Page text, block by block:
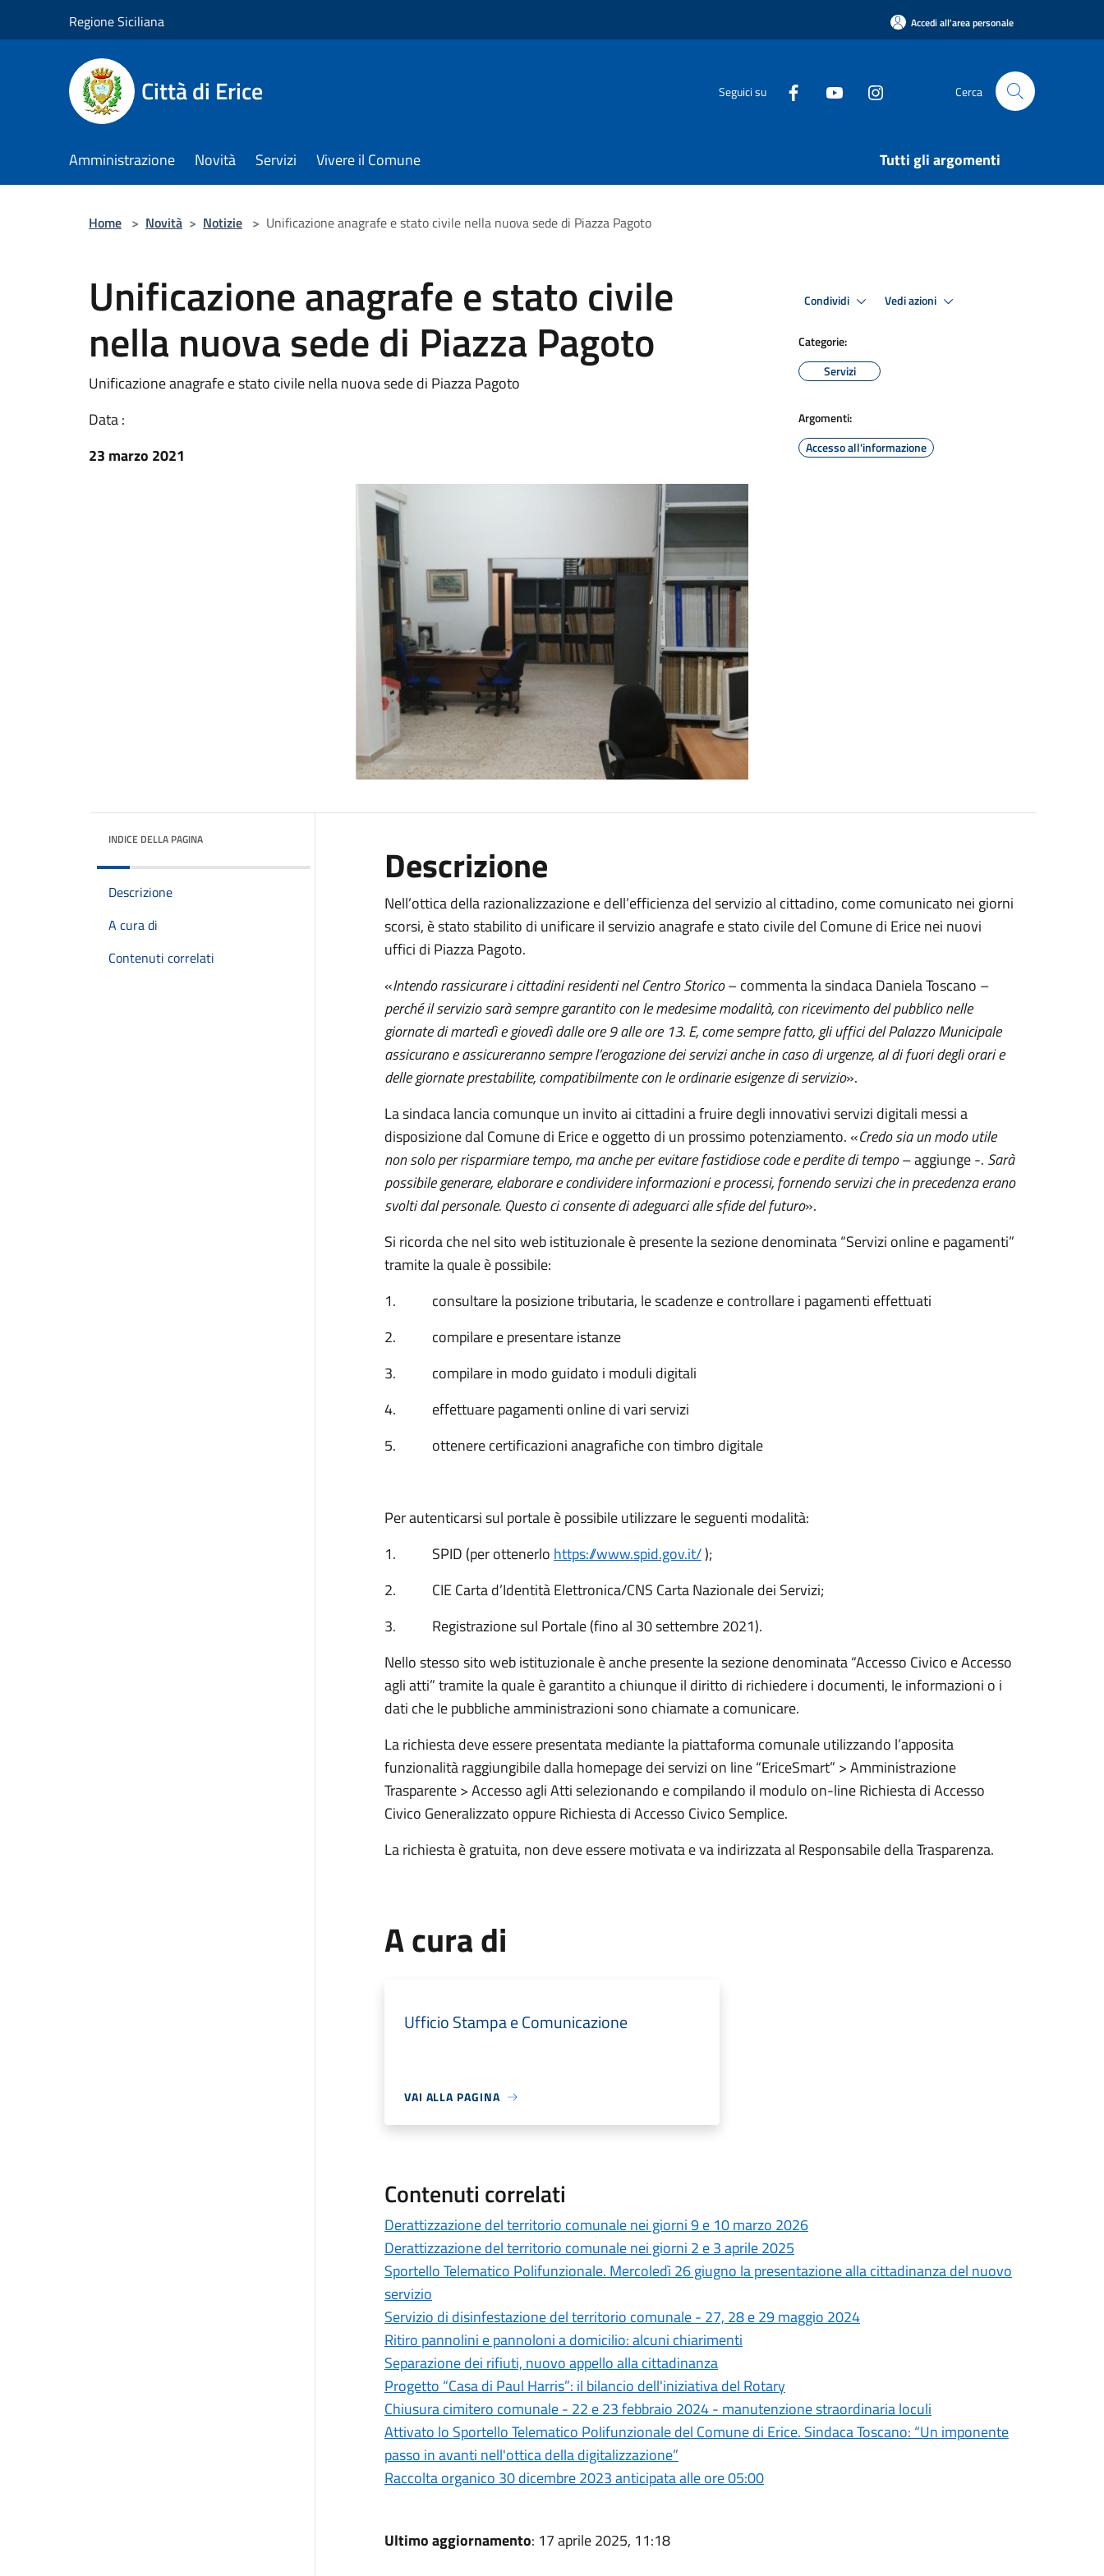
Regione Siciliana Accedi all'area personale
Città di Erice Seguici su Cerca
Amministrazione Novità Servizi Vivere il Comune Tutti gli argomenti
Home > Novità > Notizie > Unificazione anagrafe e stato civile nella nuova sede di Piazza Pagoto
Unificazione anagrafe e stato civile
nella nuova sede di Piazza Pagoto
Unificazione anagrafe e stato civile nella nuova sede di Piazza Pagoto
Data :
23 marzo 2021
Condividi Vedi azioni
Categorie:
Servizi
Argomenti:
Accesso all'informazione
INDICE DELLA PAGINA
Descrizione
A cura di
Contenuti correlati
Descrizione
Nell’ottica della razionalizzazione e dell’efficienza del servizio al cittadino, come comunicato nei giorni
scorsi, è stato stabilito di unificare il servizio anagrafe e stato civile del Comune di Erice nei nuovi
uffici di Piazza Pagoto.
«Intendo rassicurare i cittadini residenti nel Centro Storico– commenta la sindaca Daniela Toscano –
perché il servizio sarà sempre garantito con le medesime modalità, con ricevimento del pubblico nelle
giornate di martedì e giovedì dalle ore 9 alle ore 13. E, come sempre fatto, gli uffici del Palazzo Municipale
assicurano e assicureranno sempre l’erogazione dei servizi anche in caso di urgenze, al di fuori degli orari e
delle giornate prestabilite, compatibilmente con le ordinarie esigenze di servizio».
La sindaca lancia comunque un invito ai cittadini a fruire degli innovativi servizi digitali messi a
disposizione dal Comune di Erice e oggetto di un prossimo potenziamento. «Credo sia un modo utile
non solo per risparmiare tempo, ma anche per evitare fastidiose code e perdite di tempo– aggiunge -. Sarà
possibile generare, elaborare e condividere informazioni e processi, fornendo servizi che in precedenza erano
svolti dal personale. Questo ci consente di adeguarci alle sfide del futuro».
Si ricorda che nel sito web istituzionale è presente la sezione denominata “Servizi online e pagamenti”
tramite la quale è possibile:
1. consultare la posizione tributaria, le scadenze e controllare i pagamenti effettuati
2. compilare e presentare istanze
3. compilare in modo guidato i moduli digitali
4. effettuare pagamenti online di vari servizi
5. ottenere certificazioni anagrafiche con timbro digitale
Per autenticarsi sul portale è possibile utilizzare le seguenti modalità:
1. SPID (per ottenerlo https://www.spid.gov.it/);
2. CIE Carta d’Identità Elettronica/CNS Carta Nazionale dei Servizi;
3. Registrazione sul Portale (fino al 30 settembre 2021).
Nello stesso sito web istituzionale è anche presente la sezione denominata “Accesso Civico e Accesso
agli atti” tramite la quale è garantito a chiunque il diritto di richiedere i documenti, le informazioni o i
dati che le pubbliche amministrazioni sono chiamate a comunicare.
La richiesta deve essere presentata mediante la piattaforma comunale utilizzando l’apposita
funzionalità raggiungibile dalla homepage dei servizi on line “EriceSmart” > Amministrazione
Trasparente > Accesso agli Atti selezionando e compilando il modulo on-line Richiesta di Accesso
Civico Generalizzato oppure Richiesta di Accesso Civico Semplice.
La richiesta è gratuita, non deve essere motivata e va indirizzata al Responsabile della Trasparenza.
A cura di
Ufficio Stampa e Comunicazione
VAI ALLA PAGINA
Contenuti correlati
Derattizzazione del territorio comunale nei giorni 9 e 10 marzo 2026
Derattizzazione del territorio comunale nei giorni 2 e 3 aprile 2025
Sportello Telematico Polifunzionale. Mercoledì 26 giugno la presentazione alla cittadinanza del nuovo
servizio
Servizio di disinfestazione del territorio comunale - 27, 28 e 29 maggio 2024
Ritiro pannolini e pannoloni a domicilio: alcuni chiarimenti
Separazione dei rifiuti, nuovo appello alla cittadinanza
Progetto “Casa di Paul Harris”: il bilancio dell'iniziativa del Rotary
Chiusura cimitero comunale - 22 e 23 febbraio 2024 - manutenzione straordinaria loculi
Attivato lo Sportello Telematico Polifunzionale del Comune di Erice. Sindaca Toscano: “Un imponente
passo in avanti nell'ottica della digitalizzazione”
Raccolta organico 30 dicembre 2023 anticipata alle ore 05:00
Ultimo aggiornamento: 17 aprile 2025, 11:18